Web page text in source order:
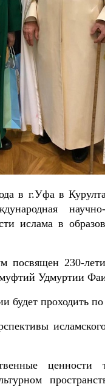
в г.Уфа в
научно-
ислама в
посвящен 230-
Удмуртии
будет проходить
ценности